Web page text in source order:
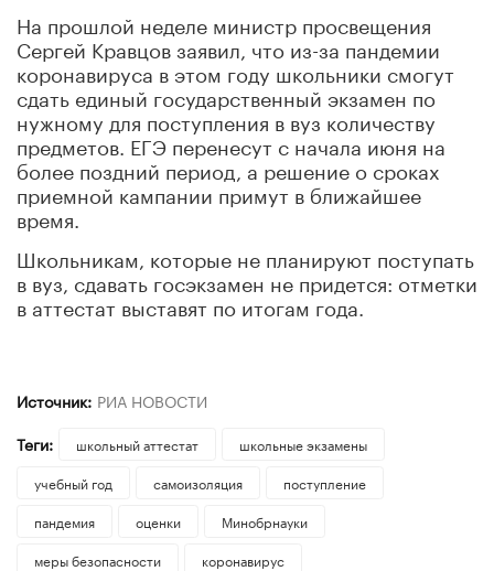
На прошлой неделе министр просвещения
Сергей Кравцов заявил, что из-за пандемии
коронавируса в этом году школьники смогут
сдать единый государственный экзамен по
нужному для поступления в вуз количеству
предметов. ЕГЭ перенесут с начала июня на
более поздний период, а решение о сроках
приемной кампании примут в ближайшее
время.
Школьникам, которые не планируют поступать
в вуз, сдавать госэкзамен не придется: отметки
в аттестат выставят по итогам года.
Источник: РИА НОВОСТИ
Теги:
школьный аттестат
школьные экзамены
учебный год
самоизоляция
поступление
пандемия
оценки
Минобрнауки
меры безопасности
коронавирус